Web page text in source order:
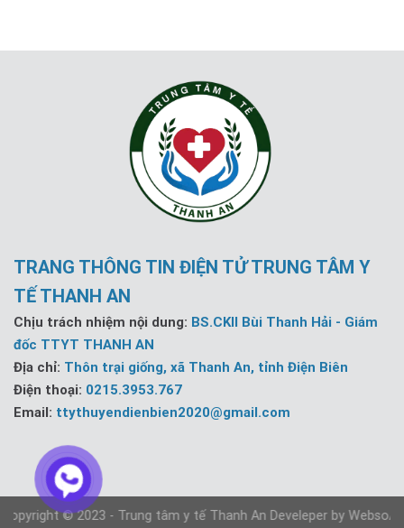
TRANG THÔNG TIN ĐIỆN TỬ TRUNG TÂM Y
TẾ THANH AN
Chịu trách nhiệm nội dung: BS.CKII Bùi Thanh Hải - Giám
đốc TTYT THANH AN
Địa chỉ: Thôn trại giống, xã Thanh An, tỉnh Điện Biên
Điện thoại: 0215.3953.767
Email: ttythuyendienbien2020@gmail.com
© 2023 - Trung tâm y tế Thanh An Develeper by WebsoAds